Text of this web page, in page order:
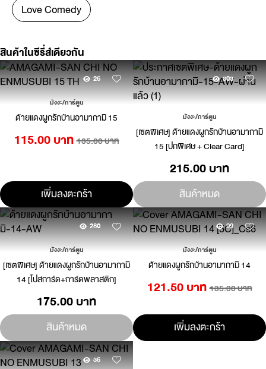
Love Comedy
สินค้าในซีรี่ส์เดียวกัน
26
มังงะ/การ์ตูน
ด้ายแดงผูกรักบ้านอามากามิ 15
115.00 บาท 135.00 บาท
เพิ่มลงตะกร้า
303
มังงะ/การ์ตูน
[เซตพิเศษ] ด้ายแดงผูกรักบ้านอามากามิ
15 [ปกพิเศษ + Clear Card]
215.00 บาท
สินค้าหมด
280
มังงะ/การ์ตูน
[เซตพิเศษ] ด้ายแดงผูกรักบ้านอามากามิ
14 [โปสการ์ด+การ์ดพลาสติก]
175.00 บาท
สินค้าหมด
99
มังงะ/การ์ตูน
ด้ายแดงผูกรักบ้านอามากามิ 14
121.50 บาท 135.00 บาท
เพิ่มลงตะกร้า
36